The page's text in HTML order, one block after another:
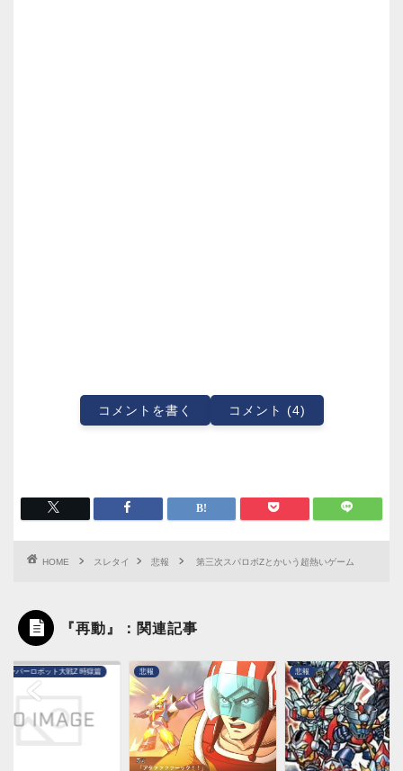
コメントを書く コメント (4)
HOME スレタイ 悲報 第三次スパロボZとかいう超熱いゲーム
『再動』：関連記事
悲報 第3次スーパーロボット大戦Z 時